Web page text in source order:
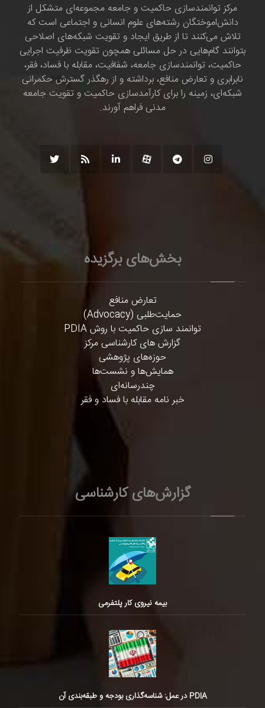
مرکز توانمندسازی حاکمیت و جامعه مجموعه‌ای متشکل از
دانش‌اموختگان رشته‌های علوم انسانی و اجتماعی است که
تلاش می‌کنند تا از طریق ایجاد و تقویت شبکه‌های اصلاحی
بتوانند گام‌هایی در حل مسائلی همچون تقویت ظرفیت اجرایی
حاکمیت، توانمندسازی جامعه، شفافیت، مقابله با فساد، فقر،
نابرابری و تعارض منافع، برداشته و از رهگذر گسترش حکمرانی
شبکه‌ای، زمینه را برای کارآمدسازی حاکمیت و تقویت جامعه
مدنی فراهم آورند.
بخش‌های برگزیده
تعارض منافع
حمایت‌طلبی (Advocacy)
توانمند سازی حاکمیت با روش PDIA
گزارش های کارشناسی مرکز
حوزه‌های پژوهشی
همایش‌ها و نشست‌ها
چندرسانه‌ای
خبر نامه مقابله با فساد و فقر
گزارش‌های کارشناسی
بیمه نیروی کار پلتفرمی
PDIA در عمل: شناسه‌گذاری بودجه و طبقه‌بندی آن